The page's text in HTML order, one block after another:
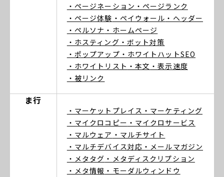
・ページネーション ・ページランク
・ページ体験 ・ペイウォール ・ヘッダー
・ペルソナ ・ホームページ
・ホスティング ・ボット対策
・ポップアップ ・ホワイトハットSEO
・ホワイトリスト ・本文 ・表示速度
・被リンク
ま行
・マーケットプレイス ・マーケティング
・マイクロコピー ・マイクロサービス
・マルウェア ・マルチサイト
・マルチデバイス対応 ・メールマガジン
・メタタグ ・メタディスクリプション
・メタ情報 ・モーダルウィンドウ